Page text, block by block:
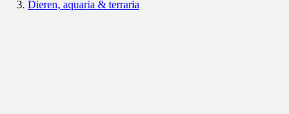
Dieren, aquaria & terraria